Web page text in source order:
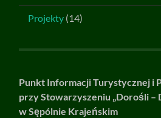
Projekty (14)
Punkt Informacji Turystycznej i
przy Stowarzyszeniu „Dorośli –
w Sępólnie Krajeńskim